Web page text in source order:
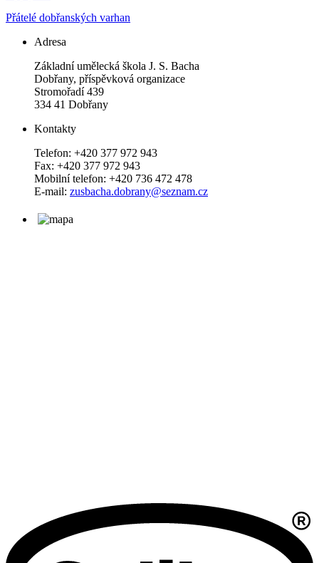
Přátelé dobřanských varhan
Adresa
Základní umělecká škola J. S. Bacha
Dobřany, příspěvková organizace
Stromořadí 439
334 41 Dobřany
Kontakty
Telefon: +420 377 972 943
Fax: +420 377 972 943
Mobilní telefon: +420 736 472 478
E-mail: zusbacha.dobrany@seznam.cz